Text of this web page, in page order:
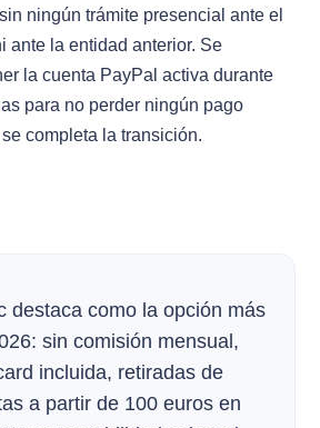
ningún trámite presencial ante el
ante la entidad anterior. Se
la cuenta PayPal activa durante
para no perder ningún pago
completa la transición.
destaca como la opción más
sin comisión mensual,
incluida, retiradas de
a partir de 100 euros en